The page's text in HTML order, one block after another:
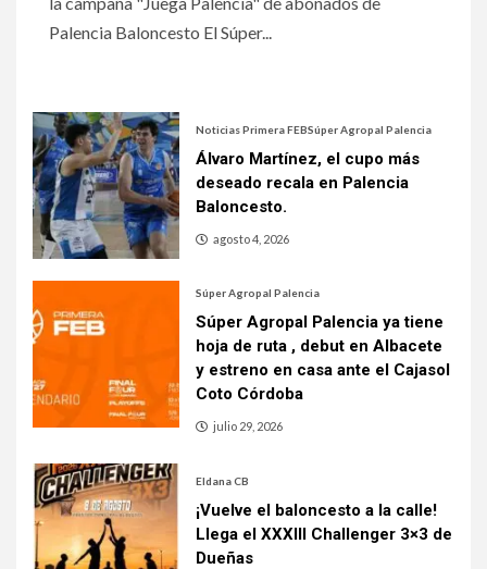
Palencia Baloncesto El Súper...
Noticias Primera FEBSúper Agropal Palencia
Álvaro Martínez, el cupo más
deseado recala en Palencia
Baloncesto.
agosto 4, 2026
Súper Agropal Palencia
Súper Agropal Palencia ya tiene
hoja de ruta , debut en Albacete
y estreno en casa ante el Cajasol
Coto Córdoba
julio 29, 2026
Eldana CB
¡Vuelve el baloncesto a la calle!
Llega el XXXIII Challenger 3×3 de
Dueñas